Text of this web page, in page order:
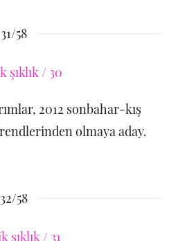
31/58
2012 sonbahar-kış
olmaya aday.
32/58